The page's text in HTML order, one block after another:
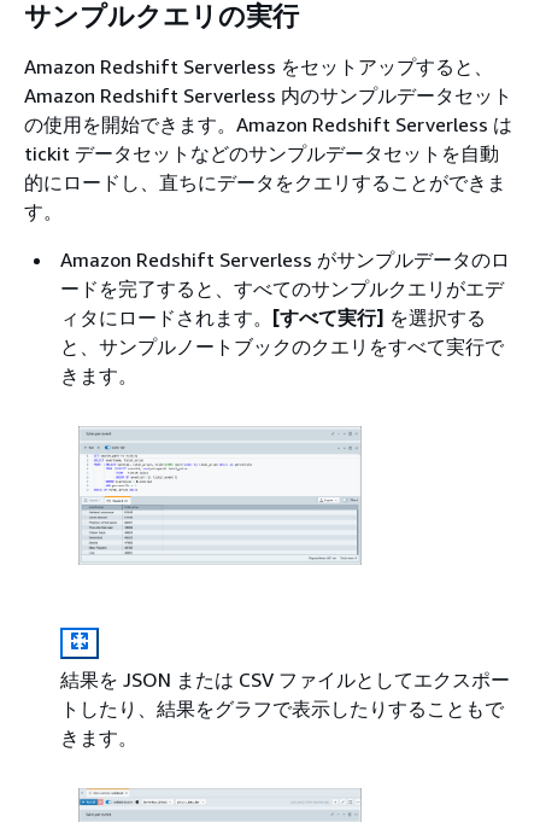
サンプルクエリの実行
Amazon Redshift Serverless をセットアップすると、
Amazon Redshift Serverless 内のサンプルデータセット
の使用を開始できます。Amazon Redshift Serverless は
tickit データセットなどのサンプルデータセットを自動
的にロードし、直ちにデータをクエリすることができま
す。
Amazon Redshift Serverless がサンプルデータのロ
ードを完了すると、すべてのサンプルクエリがエデ
ィタにロードされます。 [すべて実行] を選択する
と、サンプルノートブックのクエリをすべて実行で
きます。
結果を JSON または CSV ファイルとしてエクスポー
トしたり、結果をグラフで表示したりすることもで
きます。